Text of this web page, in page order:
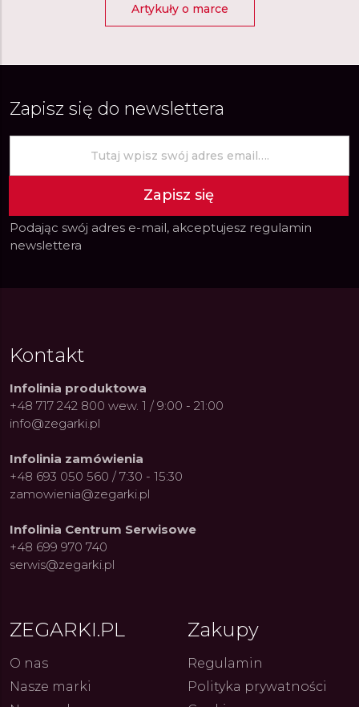
i Dostępny Luksus z
27.07.2026
kolarskich pasji do ikonicznych
kolekcji zegarków
ZEGARKI.PL 4.08.2026 Autor
PRZYPOMNIENIA O RELAKSIE
MEDYTACJA
ĆWICZENIA ODDECHOWE
ASYSTENT SNU
WYKRYWANIE DRZEMEK
FUNKCJE ZDROWIA KOBIET
SZACOWANY CZAS POPRZEDNICH OWULACJI
TEMPERATURA SKÓRY
ASYSTENT JET LAGU
Artykuły o marce
Zapisz się do newslettera
Zapisz się
Podając swój adres e-mail, akceptujesz regulamin
newslettera
Kontakt
Infolinia produktowa
+48 717 242 800 wew. 1 / 9:00 - 21:00
info@zegarki.pl
Infolinia zamówienia
+48 693 050 560 / 7:30 - 15:30
zamowienia@zegarki.pl
Infolinia Centrum Serwisowe
+48 699 970 740
serwis@zegarki.pl
ZEGARKI.PL
O nas
Nasze marki
Zakupy
Regulamin
Polityka prywatności